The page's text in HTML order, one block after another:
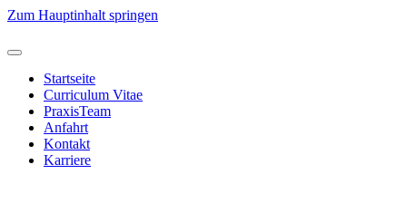
Zum Hauptinhalt springen
Startseite
Curriculum Vitae
PraxisTeam
Anfahrt
Kontakt
Karriere